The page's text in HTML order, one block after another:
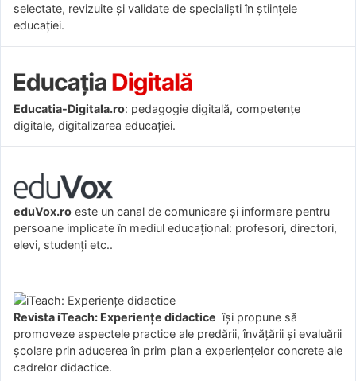
selectate, revizuite și validate de specialiști în științele
educației.
Educatia-Digitala.ro: pedagogie digitală, competențe
digitale, digitalizarea educației.
eduVox.ro este un canal de comunicare și informare pentru
persoane implicate în mediul educațional: profesori, directori,
elevi, studenți etc..
Revista iTeach: Experienţe didactice îşi propune să
promoveze aspectele practice ale predării, învăţării şi evaluării
şcolare prin aducerea în prim plan a experienţelor concrete ale
cadrelor didactice.